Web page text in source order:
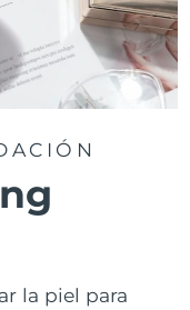
la piel para